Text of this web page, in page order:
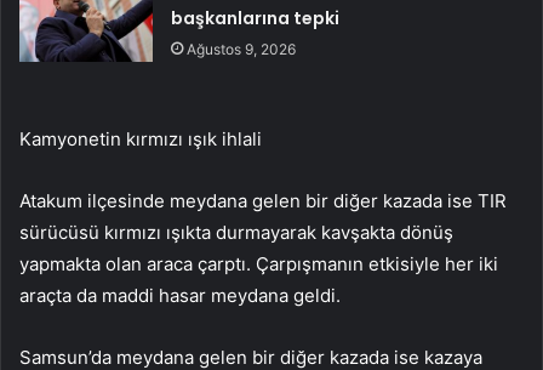
başkanlarına tepki
Ağustos 9, 2026
Kamyonetin kırmızı ışık ihlali
Atakum ilçesinde meydana gelen bir diğer kazada ise TIR
sürücüsü kırmızı ışıkta durmayarak kavşakta dönüş
yapmakta olan araca çarptı. Çarpışmanın etkisiyle her iki
araçta da maddi hasar meydana geldi.
Samsun’da meydana gelen bir diğer kazada ise kazaya